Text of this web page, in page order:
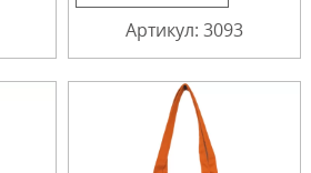
Артикул: 3093